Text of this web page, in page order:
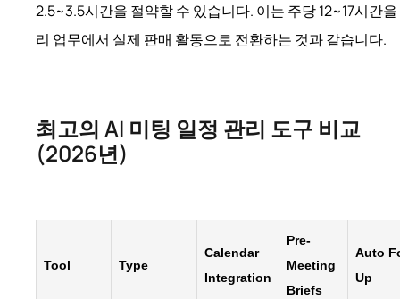
2.5~3.5시간을 절약할 수 있습니다. 이는 주당 12~17시간
리 업무에서 실제 판매 활동으로 전환하는 것과 같습니다.
최고의 AI 미팅 일정 관리 도구 비교
(2026년)
Tool Type
Calendar
Integration
Pre-
Meeting
Briefs
Auto
Up